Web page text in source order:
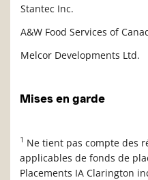
Stantec Inc.
A&W Food Services of
Melcor Developments Ltd.
Mises en garde
1 Ne tient pas compte des
applicables de fonds de
Placements IA Clarington